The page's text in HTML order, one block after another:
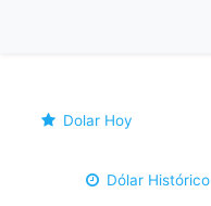
Dolar Hoy
Dólar Histórico